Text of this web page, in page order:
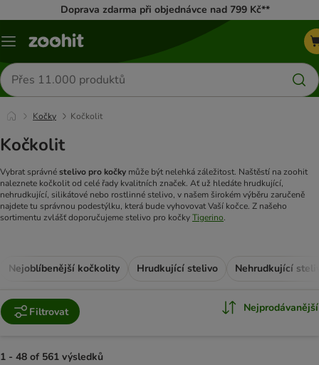
Doprava zdarma při objednávce nad 799 Kč**
Menu
Hledat
produkty
Kočky Kočkolit
Kočkolit
Vybrat správnéstelivo pro kočky může být nelehká záležitost. Naštěstí na zoohit
naleznete kočkolit od celé řady kvalitních značek. Ať už hledáte hrudkující,
nehrudkující, silikátové nebo rostlinné stelivo, v našem širokém výběru zaručeně
najdete tu správnou podestýlku, která bude vyhovovat Vaší kočce. Z našeho
sortimentu zvlášť doporučujeme stelivo pro kočkyTigerino.
Nejoblíbenější kočkolity Hrudkující stelivo Nehrudkující
Filtrovat Nejprodávanější
1 - 48 of 561 výsledků